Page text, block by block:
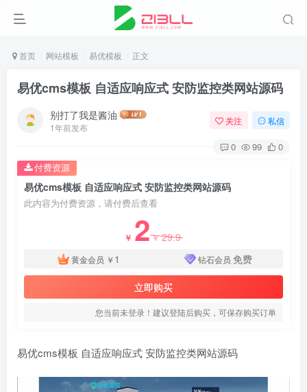
首页 网站模板 易优模板 正文
易优cms模板 自适应响应式 安防监控类网站源码
别打了我是酱油
1年前发布
关注 私信
0 99 0
易优cms模板 自适应响应式 安防监控类网站源码
此内容为付费资源，请付费后查看
￥ 2￥29.9
黄金会员 ￥ 1 钻石会员 免费
立即购买
您当前未登录！建议登陆后购买，可保存购买订单
付费资源
易优cms模板 自适应响应式 安防监控类网站源码